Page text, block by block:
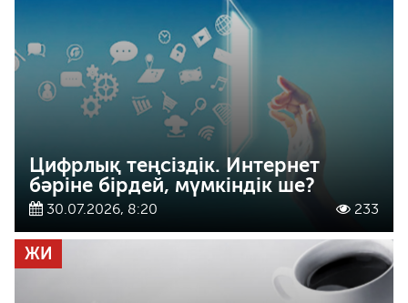
Цифрлық теңсіздік. Интернет
бәріне бірдей, мүмкіндік ше?
30.07.2026, 8:20 233
ЖИ